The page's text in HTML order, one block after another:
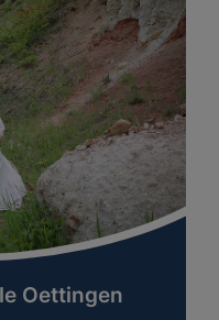
Oettingen